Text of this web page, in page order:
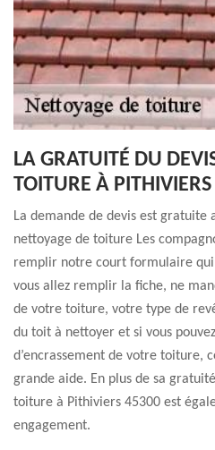
LA GRATUITÉ DU
TOITURE À
La demande de devis est gratuite
nettoyage de toiture Les
remplir notre court formulaire
vous allez remplir la fiche, ne
de votre toiture, votre type de
du toit à nettoyer et si vous
d’encrassement de votre toiture,
grande aide. En plus de sa
toiture à Pithiviers 45300 est
engagement.